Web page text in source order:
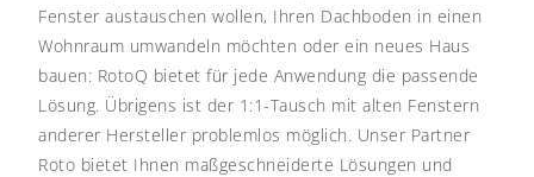
Fenster austauschen wollen, Ihren Dachboden in einen
Wohnraum umwandeln möchten oder ein neues Haus
bauen: RotoQ bietet für jede Anwendung die passende
Lösung. Übrigens ist der 1:1-Tausch mit alten Fenstern
anderer Hersteller problemlos möglich. Unser Partner
Roto bietet Ihnen maßgeschneiderte Lösungen und